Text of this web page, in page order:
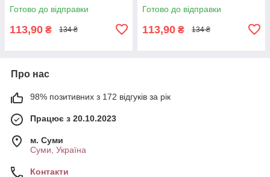
Готово до відправки
113,90 ₴ 134 ₴
Готово до відправки
113,90 ₴ 134 ₴
Про нас
98% позитивних з 172 відгуків за рік
Працює з 20.10.2023
м. Суми
Суми, Україна
Контакти